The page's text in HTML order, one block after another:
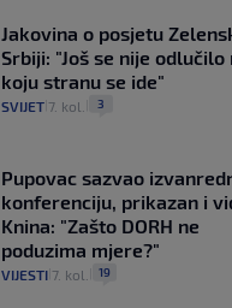
Jakovina o posjetu
Srbiji: "Još se nije odlučilo
koju stranu se ide"
SVIJET 7. kol. 3
Pupovac sazvao
konferenciju, prikazan i
Knina: "Zašto DORH ne
poduzima mjere?"
VIJESTI 7. kol. 19